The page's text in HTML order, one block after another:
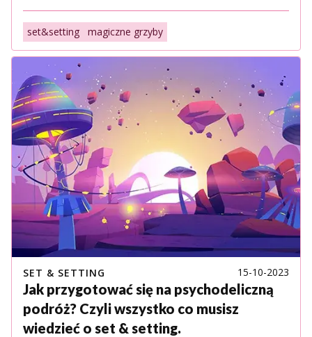
set&setting magiczne grzyby
SET & SETTING 15-10-2023
Jak przygotować się na psychodeliczną
podróż? Czyli wszystko co musisz
wiedzieć o set & setting.